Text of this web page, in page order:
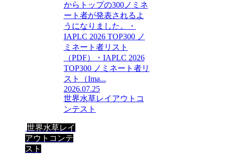
からトップの300ノミネ
ート者が発表されるよ
うになりました。・
IAPLC 2026 TOP300 ノ
ミネート者リスト
（PDF）・IAPLC 2026
TOP300 ノミネート者リ
スト（Ima...
2026.07.25
世界水草レイアウトコ
ンテスト
世界水草レイ
アウトコンテ
スト